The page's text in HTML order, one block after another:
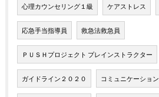
心理カウンセリング１級 ケアストレス
応急手当指導員 救急法救急員
ＰＵＳＨプロジェクト プレインストラクター
ガイドライン２０２０ コミュニケーション